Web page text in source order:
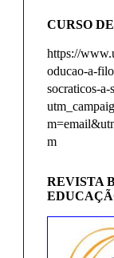
CURSO
https://
oducao-a-
socraticos-a-
m
REVISTA